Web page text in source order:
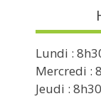
Lundi :
Mercredi :
Jeudi :